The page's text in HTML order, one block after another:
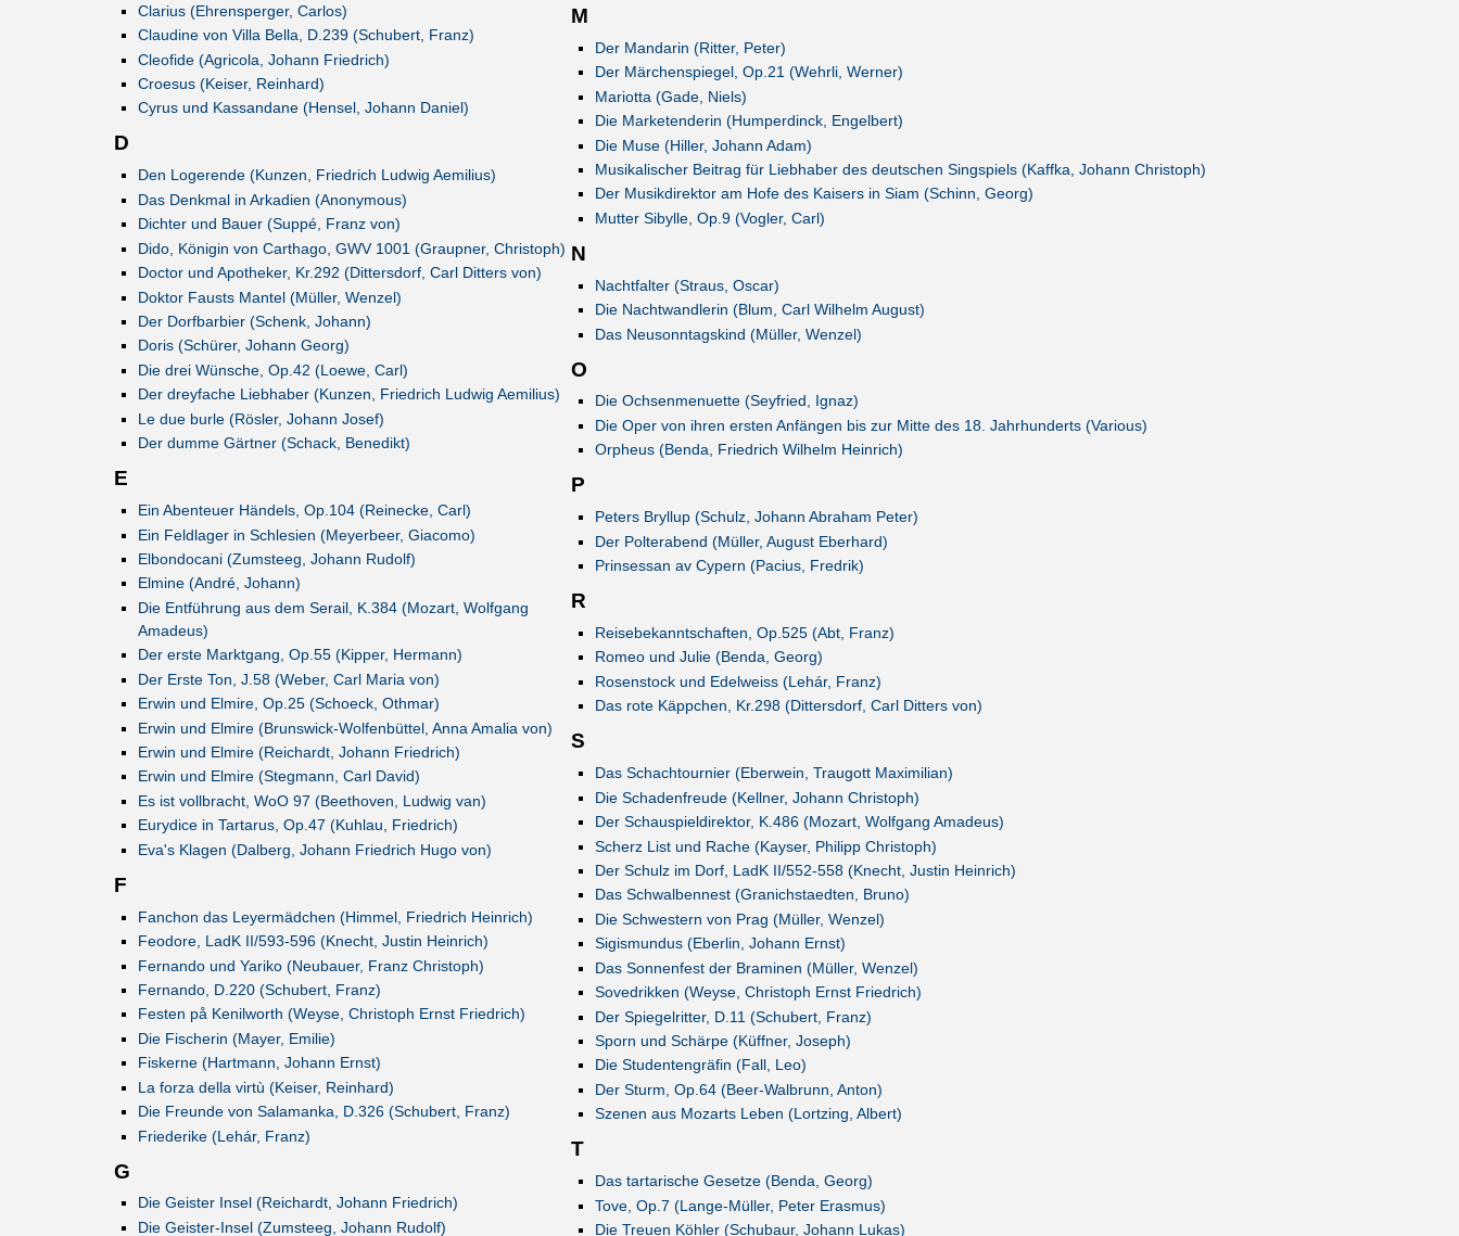
Clarius (Ehrensperger, Carlos)
Claudine von Villa Bella, D.239 (Schubert, Franz)
Cleofide (Agricola, Johann Friedrich)
Croesus (Keiser, Reinhard)
Cyrus und Kassandane (Hensel, Johann Daniel)
D
Den Logerende (Kunzen, Friedrich Ludwig Aemilius)
Das Denkmal in Arkadien (Anonymous)
Dichter und Bauer (Suppé, Franz von)
Dido, Königin von Carthago, GWV 1001 (Graupner, Christoph)
Doctor und Apotheker, Kr.292 (Dittersdorf, Carl Ditters von)
Doktor Fausts Mantel (Müller, Wenzel)
Der Dorfbarbier (Schenk, Johann)
Doris (Schürer, Johann Georg)
Die drei Wünsche, Op.42 (Loewe, Carl)
Der dreyfache Liebhaber (Kunzen, Friedrich Ludwig Aemilius)
Le due burle (Rösler, Johann Josef)
Der dumme Gärtner (Schack, Benedikt)
E
Ein Abenteuer Händels, Op.104 (Reinecke, Carl)
Ein Feldlager in Schlesien (Meyerbeer, Giacomo)
Elbondocani (Zumsteeg, Johann Rudolf)
Elmine (André, Johann)
Die Entführung aus dem Serail, K.384 (Mozart, Wolfgang
Amadeus)
Der erste Marktgang, Op.55 (Kipper, Hermann)
Der Erste Ton, J.58 (Weber, Carl Maria von)
Erwin und Elmire, Op.25 (Schoeck, Othmar)
Erwin und Elmire (Brunswick-Wolfenbüttel, Anna Amalia von)
Erwin und Elmire (Reichardt, Johann Friedrich)
Erwin und Elmire (Stegmann, Carl David)
Es ist vollbracht, WoO 97 (Beethoven, Ludwig van)
Eurydice in Tartarus, Op.47 (Kuhlau, Friedrich)
Eva's Klagen (Dalberg, Johann Friedrich Hugo von)
F
Fanchon das Leyermädchen (Himmel, Friedrich Heinrich)
Feodore, LadK II/593-596 (Knecht, Justin Heinrich)
Fernando und Yariko (Neubauer, Franz Christoph)
Fernando, D.220 (Schubert, Franz)
Festen på Kenilworth (Weyse, Christoph Ernst Friedrich)
Die Fischerin (Mayer, Emilie)
Fiskerne (Hartmann, Johann Ernst)
La forza della virtù (Keiser, Reinhard)
Die Freunde von Salamanka, D.326 (Schubert, Franz)
Friederike (Lehár, Franz)
G
Die Geister Insel (Reichardt, Johann Friedrich)
Die Geister-Insel (Zumsteeg, Johann Rudolf)
M
Der Mandarin (Ritter, Peter)
Der Märchenspiegel, Op.21 (Wehrli, Werner)
Mariotta (Gade, Niels)
Die Marketenderin (Humperdinck, Engelbert)
Die Muse (Hiller, Johann Adam)
Musikalischer Beitrag für Liebhaber des deutschen Singspiels (Kaffka, Johann Christoph)
Der Musikdirektor am Hofe des Kaisers in Siam (Schinn, Georg)
Mutter Sibylle, Op.9 (Vogler, Carl)
N
Nachtfalter (Straus, Oscar)
Die Nachtwandlerin (Blum, Carl Wilhelm August)
Das Neusonntagskind (Müller, Wenzel)
O
Die Ochsenmenuette (Seyfried, Ignaz)
Die Oper von ihren ersten Anfängen bis zur Mitte des 18. Jahrhunderts (Various)
Orpheus (Benda, Friedrich Wilhelm Heinrich)
P
Peters Bryllup (Schulz, Johann Abraham Peter)
Der Polterabend (Müller, August Eberhard)
Prinsessan av Cypern (Pacius, Fredrik)
R
Reisebekanntschaften, Op.525 (Abt, Franz)
Romeo und Julie (Benda, Georg)
Rosenstock und Edelweiss (Lehár, Franz)
Das rote Käppchen, Kr.298 (Dittersdorf, Carl Ditters von)
S
Das Schachtournier (Eberwein, Traugott Maximilian)
Die Schadenfreude (Kellner, Johann Christoph)
Der Schauspieldirektor, K.486 (Mozart, Wolfgang Amadeus)
Scherz List und Rache (Kayser, Philipp Christoph)
Der Schulz im Dorf, LadK II/552-558 (Knecht, Justin Heinrich)
Das Schwalbennest (Granichstaedten, Bruno)
Die Schwestern von Prag (Müller, Wenzel)
Sigismundus (Eberlin, Johann Ernst)
Das Sonnenfest der Braminen (Müller, Wenzel)
Sovedrikken (Weyse, Christoph Ernst Friedrich)
Der Spiegelritter, D.11 (Schubert, Franz)
Sporn und Schärpe (Küffner, Joseph)
Die Studentengräfin (Fall, Leo)
Der Sturm, Op.64 (Beer-Walbrunn, Anton)
Szenen aus Mozarts Leben (Lortzing, Albert)
T
Das tartarische Gesetze (Benda, Georg)
Tove, Op.7 (Lange-Müller, Peter Erasmus)
Die Treuen Köhler (Schubaur, Johann Lukas)